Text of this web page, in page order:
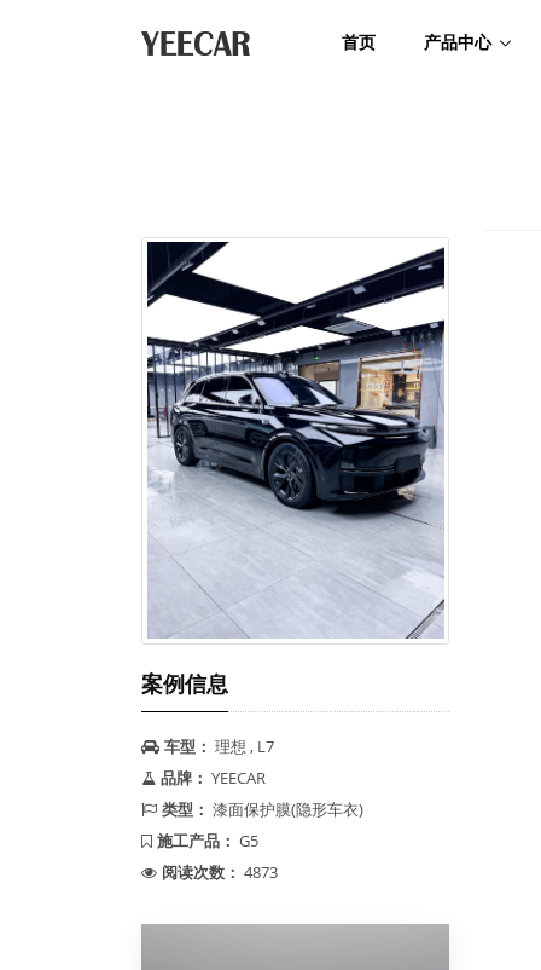
首页 产品中心
案例信息
车型： 理想 , L7
品牌： YEECAR
类型： 漆面保护膜(隐形车衣)
施工产品： G5
阅读次数： 4873